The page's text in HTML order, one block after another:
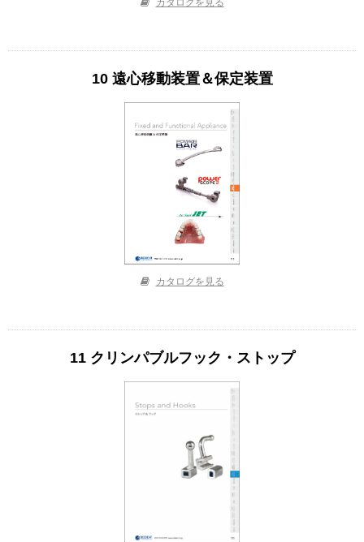
10 遠心移動装置＆保定装置
カタログを見る
11 クリンパブルフック・ストップ